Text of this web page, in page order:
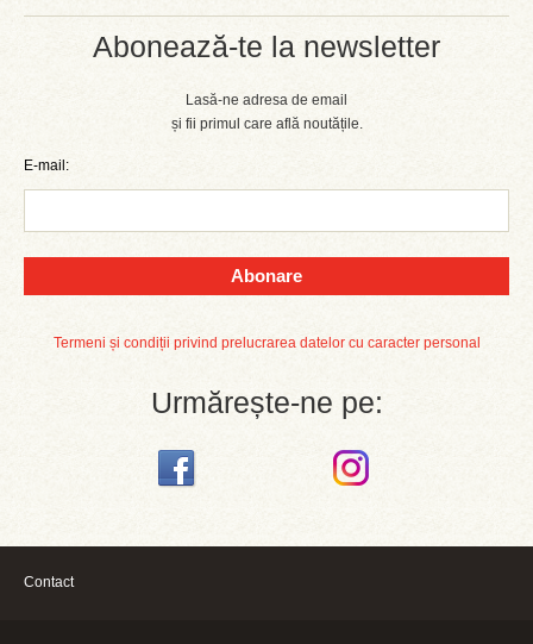
Abonează-te la newsletter
Lasă-ne adresa de email
și fii primul care află noutățile.
E-mail:
Abonare
Termeni și condiții privind prelucrarea datelor cu caracter personal
Urmărește-ne pe:
Contact